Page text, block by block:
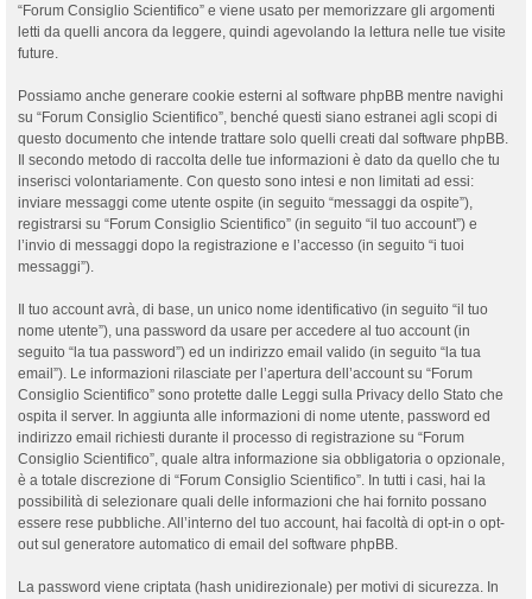
“Forum Consiglio Scientifico” e viene usato per memorizzare gli argomenti
letti da quelli ancora da leggere, quindi agevolando la lettura nelle tue visite
future.
Possiamo anche generare cookie esterni al software phpBB mentre navighi
su “Forum Consiglio Scientifico”, benché questi siano estranei agli scopi di
questo documento che intende trattare solo quelli creati dal software phpBB.
Il secondo metodo di raccolta delle tue informazioni è dato da quello che tu
inserisci volontariamente. Con questo sono intesi e non limitati ad essi:
inviare messaggi come utente ospite (in seguito “messaggi da ospite”),
registrarsi su “Forum Consiglio Scientifico” (in seguito “il tuo account”) e
l’invio di messaggi dopo la registrazione e l’accesso (in seguito “i tuoi
messaggi”).
Il tuo account avrà, di base, un unico nome identificativo (in seguito “il tuo
nome utente”), una password da usare per accedere al tuo account (in
seguito “la tua password”) ed un indirizzo email valido (in seguito “la tua
email”). Le informazioni rilasciate per l’apertura dell’account su “Forum
Consiglio Scientifico” sono protette dalle Leggi sulla Privacy dello Stato che
ospita il server. In aggiunta alle informazioni di nome utente, password ed
indirizzo email richiesti durante il processo di registrazione su “Forum
Consiglio Scientifico”, quale altra informazione sia obbligatoria o opzionale,
è a totale discrezione di “Forum Consiglio Scientifico”. In tutti i casi, hai la
possibilità di selezionare quali delle informazioni che hai fornito possano
essere rese pubbliche. All’interno del tuo account, hai facoltà di opt-in o opt-
out sul generatore automatico di email del software phpBB.
La password viene criptata (hash unidirezionale) per motivi di sicurezza. In